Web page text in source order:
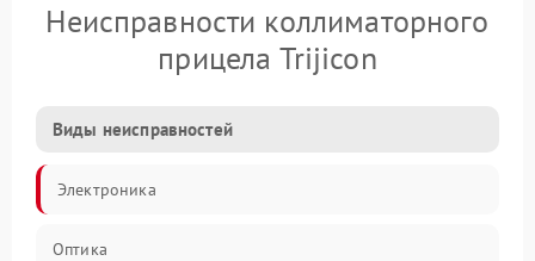
Неисправности коллиматорного
прицела Trijicon
Виды неисправностей
Электроника
Оптика